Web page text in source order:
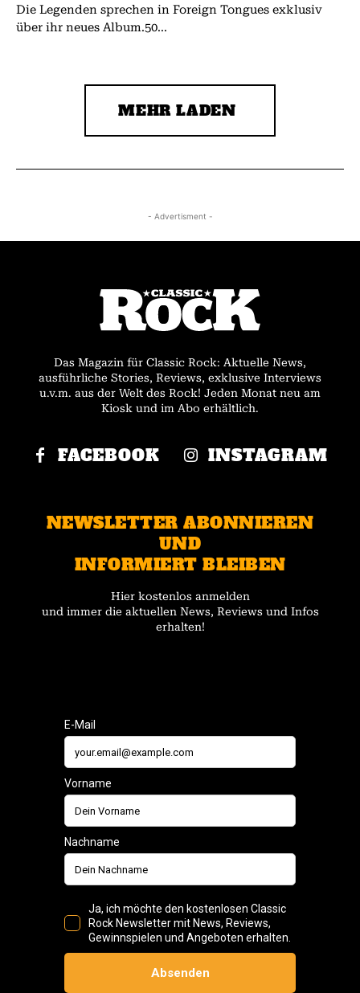
Die Legenden sprechen in Foreign Tongues exklusiv
über ihr neues Album.50...
MEHR LADEN
- Advertisment -
Das Magazin für Classic Rock: Aktuelle News,
ausführliche Stories, Reviews, exklusive Interviews
u.v.m. aus der Welt des Rock! Jeden Monat neu am
Kiosk und im Abo erhältlich.
FACEBOOK INSTAGRAM
NEWSLETTER ABONNIEREN
UND
INFORMIERT BLEIBEN
Hier kostenlos anmelden
und immer die aktuellen News, Reviews und Infos
erhalten!